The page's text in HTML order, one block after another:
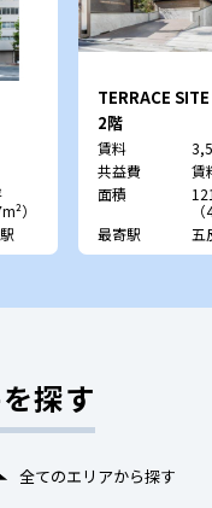
）
TERRACE SITE
GOTANDA
2階
賃料
共益費
賃
面積
最寄駅
五
探す
全てのエリアから探す